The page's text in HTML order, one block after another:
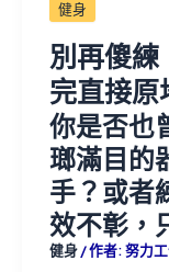
健身
別再傻
完直接原
你是否也
瑯滿目的
手？或者
效不彰，
健身/ 作者:努力